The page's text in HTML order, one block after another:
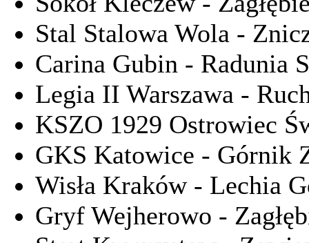
Stal Stalowa Wola -
Carina Gubin - Radunia
Legia II Warszawa -
KSZO 1929 Ostrowiec
GKS Katowice - Górnik
Wisła Kraków - Lechia
Gryf Wejherowo -